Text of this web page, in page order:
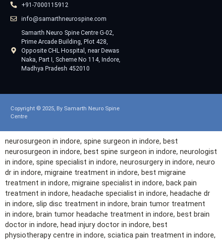
+91-7000115912
info@samarthneurospine.com
Samarth Neuro Spine Centre G-02,
Prime Arcade Building, Plot 428,
Opposite CHL Hospital, near Dewas
Naka, Part I, Scheme No 114, Indore,
Madhya Pradesh 452010
Copyright © 2025, By Samarth Neuro Spine
Centre
neurosurgeon in indore, spine surgeon in indore, best
neurosurgeon in indore, best spine surgeon in indore, neurologist
in indore, spine specialist in indore, neurosurgery in indore, neuro
dr in indore, migraine treatment in indore, best migraine
treatment in indore, migraine specialist in indore, back pain
treatment in indore, headache specialist in indore, headache dr
in indore, slip disc treatment in indore, brain tumor treatment
in indore, brain tumor headache treatment in indore, best brain
doctor in indore, head injury doctor in indore, best
physiotherapy centre in indore, sciatica pain treatment in indore,